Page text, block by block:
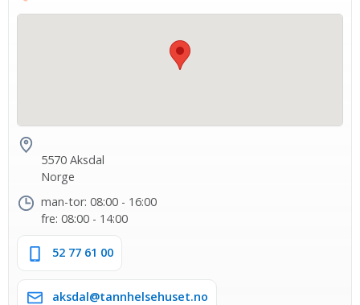
5570 Aksdal
Norge
man-tor: 08:00 - 16:00
fre: 08:00 - 14:00
52 77 61 00
aksdal@tannhelsehuset.no